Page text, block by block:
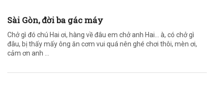
Sài Gòn, đời ba gác máy
Chở gì đó chú Hai ơi, hàng về đâu em chở anh Hai… à, có chở gì
đâu, bị thấy mấy ông ăn cơm vui quá nên ghé chơi thôi, mèn ơi,
cảm ơn anh ...